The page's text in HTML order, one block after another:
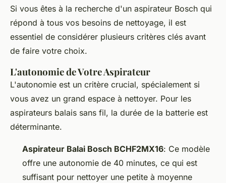
Maxence•17 février 2025•4 min de lecture
Si vous êtes à la recherche d'un aspirateur Bosch qui
répond à tous vos besoins de nettoyage, il est
essentiel de considérer plusieurs critères clés avant
de faire votre choix.
L'autonomie de Votre Aspirateur
L'autonomie est un critère crucial, spécialement si
vous avez un grand espace à nettoyer. Pour les
aspirateurs balais sans fil, la durée de la batterie est
déterminante.
Aspirateur Balai Bosch BCHF2MX16: Ce modèle
offre une autonomie de 40 minutes, ce qui est
suffisant pour nettoyer une petite à moyenne